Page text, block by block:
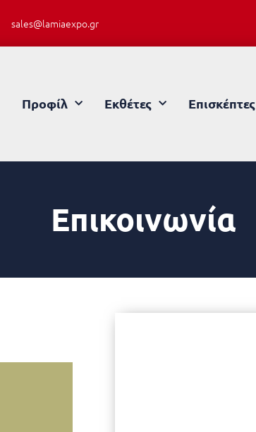
sales@lamiaexpo.gr
Προφίλ Εκθέτες Επισκέπτες
Επικοινωνία